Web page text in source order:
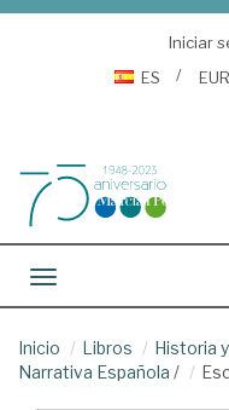
Iniciar
ES
EUR
Toggle navigation
Inicio Libros Historia
Narrativa Española /